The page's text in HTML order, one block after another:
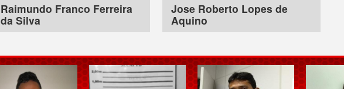
Raimundo Franco Ferreira
da Silva
Jose Roberto Lopes de
Aquino